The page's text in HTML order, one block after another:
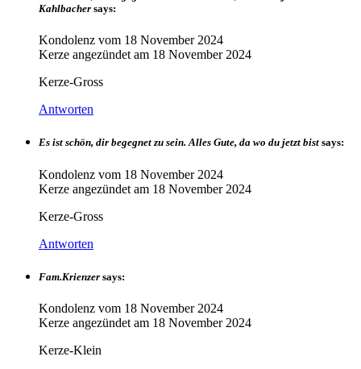
Kahlbacher says:
Kondolenz vom 18 November 2024
Kerze angezündet am 18 November 2024
Kerze-Gross
Antworten
Es ist schön, dir begegnet zu sein. Alles Gute, da wo du jetzt bist says:
Kondolenz vom 18 November 2024
Kerze angezündet am 18 November 2024
Kerze-Gross
Antworten
Fam.Krienzer says:
Kondolenz vom 18 November 2024
Kerze angezündet am 18 November 2024
Kerze-Klein